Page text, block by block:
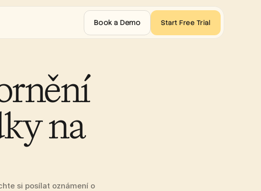
na
si posílat oznámení o
Book a Demo Start Free Trial